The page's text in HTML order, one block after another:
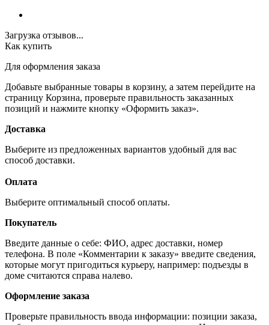
Загрузка отзывов...
Как купить
Для оформления заказа
Добавьте выбранные товары в корзину, а затем перейдите на
страницу Корзина, проверьте правильность заказанных
позиций и нажмите кнопку «Оформить заказ».
Доставка
Выберите из предложенных вариантов удобный для вас
способ доставки.
Оплата
Выберите оптимальный способ оплаты.
Покупатель
Введите данные о себе: ФИО, адрес доставки, номер
телефона. В поле «Комментарии к заказу» введите сведения,
которые могут пригодиться курьеру, например: подъезды в
доме считаются справа налево.
Оформление заказа
Проверьте правильность ввода информации: позиции заказа,